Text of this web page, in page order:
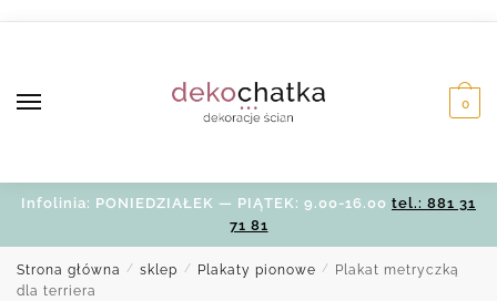
0
Infolinia: PONIEDZIAŁEK — PIĄTEK: 9.00-16.00 tel.: 881 31
71 81
Strona główna / sklep / Plakaty pionowe /
Plakat metryczką
dla terriera